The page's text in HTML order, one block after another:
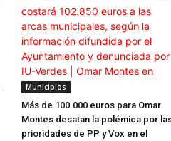
Municipios
Más de 100.000 euros para Omar
Montes desatan la polémica por
prioridades de PP y Vox en el